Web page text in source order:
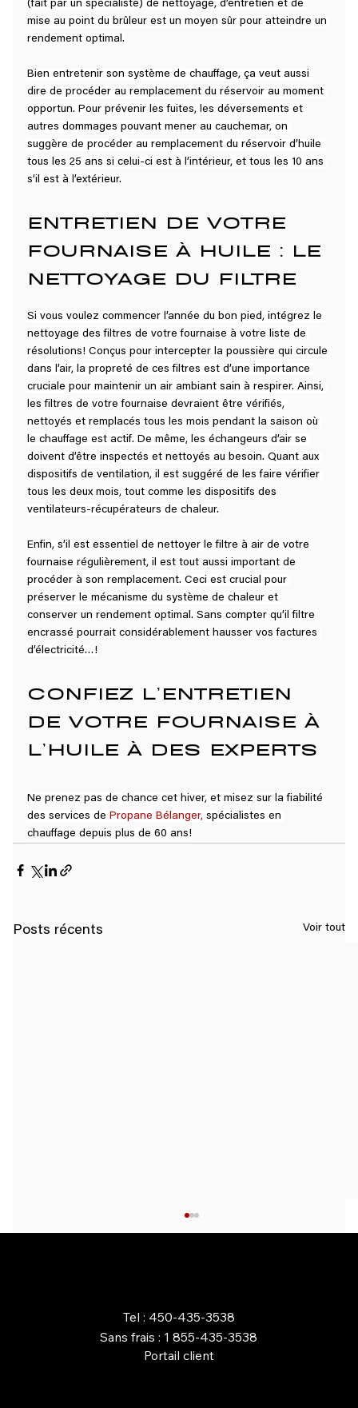
(fait par un spécialiste) de nettoyage, d’entretien et de
mise au point du brûleur est un moyen sûr pour atteindre un
rendement optimal.
Bien entretenir son système de chauffage, ça veut aussi
dire de procéder au remplacement du réservoir au moment
opportun. Pour prévenir les fuites, les déversements et
autres dommages pouvant mener au cauchemar, on
suggère de procéder au remplacement du réservoir d’huile
tous les 25 ans si celui-ci est à l’intérieur, et tous les 10 ans
s’il est à l’extérieur.
ENTRETIEN DE VOTRE
FOURNAISE À HUILE : LE
NETTOYAGE DU FILTRE
Si vous voulez commencer l’année du bon pied, intégrez le
nettoyage des filtres de votre fournaise à votre liste de
résolutions! Conçus pour intercepter la poussière qui circule
dans l’air, la propreté de ces filtres est d’une importance
cruciale pour maintenir un air ambiant sain à respirer. Ainsi,
les filtres de votre fournaise devraient être vérifiés,
nettoyés et remplacés tous les mois pendant la saison où
le chauffage est actif. De même, les échangeurs d’air se
doivent d’être inspectés et nettoyés au besoin. Quant aux
dispositifs de ventilation, il est suggéré de les faire vérifier
tous les deux mois, tout comme les dispositifs des
ventilateurs-récupérateurs de chaleur.
Enfin, s’il est essentiel de nettoyer le filtre à air de votre
fournaise régulièrement, il est tout aussi important de
procéder à son remplacement. Ceci est crucial pour
préserver le mécanisme du système de chaleur et
conserver un rendement optimal. Sans compter qu’il filtre
encrassé pourrait considérablement hausser vos factures
d’électricité…!
CONFIEZ L’ENTRETIEN
DE VOTRE FOURNAISE À
L’HUILE À DES EXPERTS
Ne prenez pas de chance cet hiver, et misez sur la fiabilité
des services de Propane Bélanger, spécialistes en
chauffage depuis plus de 60 ans!
Posts récents Voir tout
Tel : 450-435-3538
Sans frais : 1 855-435-3538
Portail client